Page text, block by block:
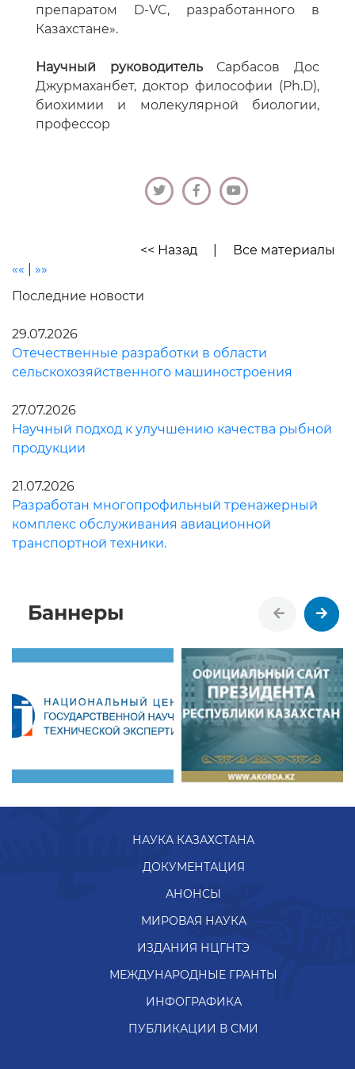
препаратом D-VC, разработанного в
Казахстане».
Научный руководительСарбасов Дос
Джурмаханбет, доктор философии (Ph.D),
биохимии и молекулярной биологии,
профессор
<< Назад
Все материалы
««
»»
Последние новости
29.07.2026
Отечественные разработки в области
сельскохозяйственного машиностроения
27.07.2026
Научный подход к улучшению качества рыбной
продукции
21.07.2026
Разработан многопрофильный тренажерный
комплекс обслуживания авиационной
транспортной техники.
Баннеры
НАУКА КАЗАХСТАНА
ДОКУМЕНТАЦИЯ
АНОНСЫ
МИРОВАЯ НАУКА
ИЗДАНИЯ НЦГНТЭ
МЕЖДУНАРОДНЫЕ ГРАНТЫ
ИНФОГРАФИКА
ПУБЛИКАЦИИ В СМИ